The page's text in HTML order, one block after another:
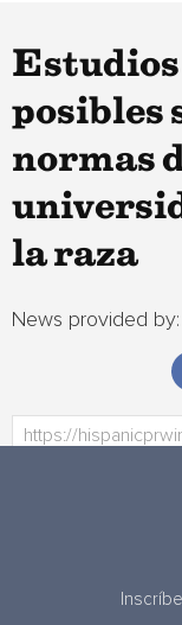
posibles
normas
la raza
News provided by: